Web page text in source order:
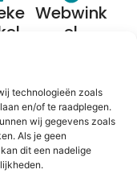
technologieën zoals
en/of te raadplegen.
wij gegevens zoals
Als je geen
dit een nadelige
Webwink
el